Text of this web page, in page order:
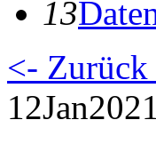
13D
<-
12Jan2021